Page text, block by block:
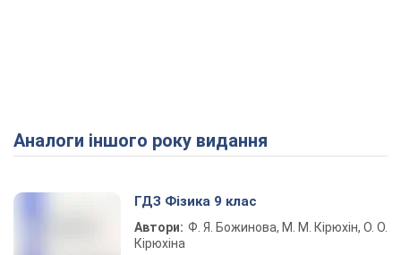
Аналоги іншого року видання
ГДЗ Фізика 9 клас
Автори: Ф. Я. Божинова, М. М. Кірюхін, О. О.
Кірюхіна